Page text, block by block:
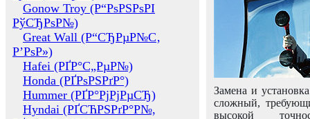
Gonow Troy (Р“РѕРЅРѕРІ
РўСЂРѕР№)
Great Wall (Р“СЂРµР№С‚
Р’РѕР»)
Hafei (РҐР°С„РµР№)
Honda (РҐРѕРЅРґР°)
Hummer (РҐР°РјРјРµСЂ)
Hyndai (РҐСЋРЅРґР°Р№,
Замена и
сложный,
высокой